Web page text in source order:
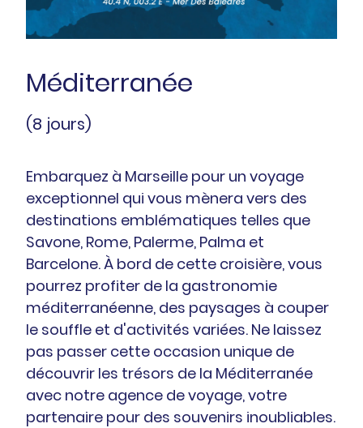
Méditerranée
(8 jours)
Embarquez à Marseille pour un voyage
exceptionnel qui vous mènera vers des
destinations emblématiques telles que
Savone, Rome, Palerme, Palma et
Barcelone. À bord de cette croisière, vous
pourrez profiter de la gastronomie
méditerranéenne, des paysages à couper
le souffle et d'activités variées. Ne laissez
pas passer cette occasion unique de
découvrir les trésors de la Méditerranée
avec notre agence de voyage, votre
partenaire pour des souvenirs inoubliables.